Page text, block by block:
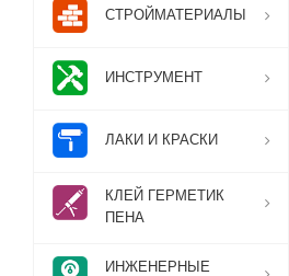
СТРОЙМАТЕРИАЛЫ
ИНСТРУМЕНТ
ЛАКИ И КРАСКИ
КЛЕЙ ГЕРМЕТИК
ПЕНА
ИНЖЕНЕРНЫЕ